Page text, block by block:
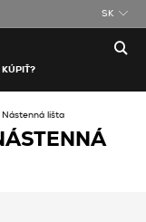
SK
KÚPIŤ?
lišta